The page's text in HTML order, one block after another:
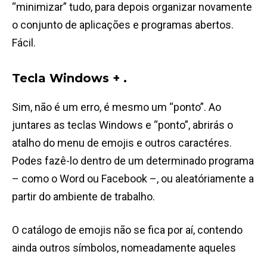
“minimizar” tudo, para depois organizar novamente
o conjunto de aplicações e programas abertos.
Fácil.
Tecla Windows + .
Sim, não é um erro, é mesmo um “ponto”. Ao
juntares as teclas Windows e “ponto”, abrirás o
atalho do menu de emojis e outros caractéres.
Podes fazê-lo dentro de um determinado programa
– como o Word ou Facebook –, ou aleatóriamente a
partir do ambiente de trabalho.
O catálogo de emojis não se fica por aí, contendo
ainda outros símbolos, nomeadamente aqueles